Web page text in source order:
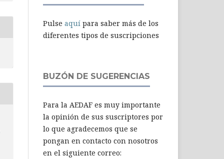
Pulse aquí para saber más de los
diferentes tipos de suscripciones
BUZÓN DE SUGERENCIAS
Para la AEDAF es muy importante
la opinión de sus suscriptores por
lo que agradecemos que se
pongan en contacto con nosotros
en el siguiente correo: